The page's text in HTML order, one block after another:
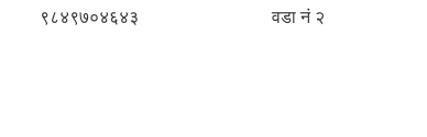
९८४९७०४६४३ वडा नं २